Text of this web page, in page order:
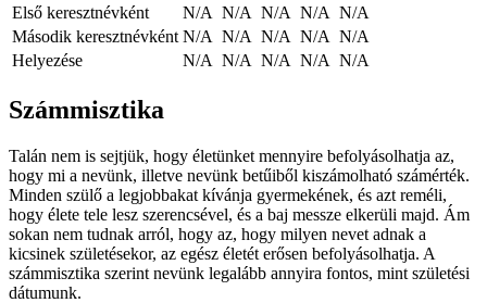
Első keresztnévként
N/A N/A N/A N/A N/A
Második keresztnévként N/A N/A N/A N/A N/A
Helyezése
N/A N/A N/A N/A N/A
Számmisztika
Talán nem is sejtjük, hogy életünket mennyire befolyásolhatja az,
hogy mi a nevünk, illetve nevünk betűiből kiszámolható számérték.
Minden szülő a legjobbakat kívánja gyermekének, és azt reméli,
hogy élete tele lesz szerencsével, és a baj messze elkerüli majd. Ám
sokan nem tudnak arról, hogy az, hogy milyen nevet adnak a
kicsinek születésekor, az egész életét erősen befolyásolhatja. A
számmisztika szerint nevünk legalább annyira fontos, mint születési
dátumunk.